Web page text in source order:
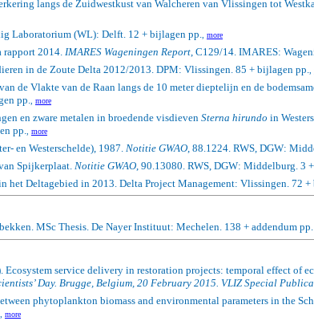
langs de Zuidwestkust van Walcheren van Vlissingen tot
Laboratorium (WL): Delft. 12 + bijlagen pp. more
2014. IMARES Wageningen Report , C129/14. IMARES:
in de Zoute Delta 2012/2013. DPM: Vlissingen. 85 + bijlagen pp.
de Vlakte van de Raan langs de 10 meter dieptelijn en de
pp. more
en zware metalen in broedende visdieven Sterna hirundo in
pp.
more
en Westerschelde), 1987. Notitie GWAO , 88.1224. RWS, DGW:
Spijkerplaat. Notitie GWAO , 90.13080. RWS, DGW: Middelburg. 3
het Deltagebied in 2013. Delta Project Management: Vlissingen. 72 +
MSc Thesis. De Nayer Instituut: Mechelen. 138 + addendum pp.
Ecosystem service delivery in restoration projects: temporal effect of
Day. Brugge, Belgium, 20 February 2015. VLIZ Special
phytoplankton biomass and environmental parameters in the
more